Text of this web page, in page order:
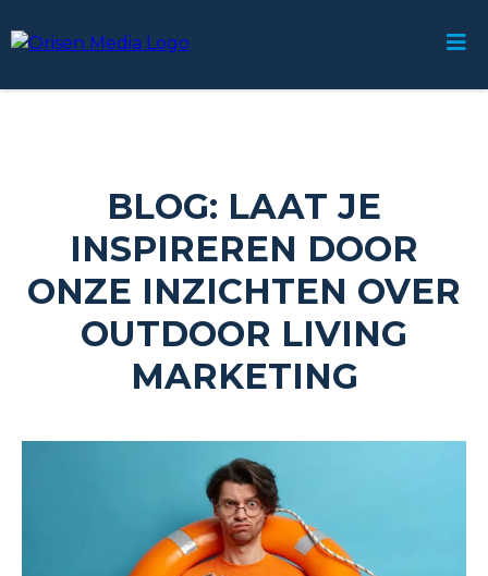
BLOG: LAAT JE
INSPIREREN DOOR
ONZE INZICHTEN OVER
OUTDOOR LIVING
MARKETING